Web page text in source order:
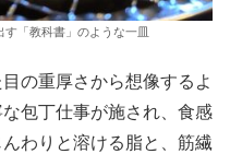
「教科書」のような一皿
の重厚さから想像するよ
包丁仕事が施され、食感
わりと溶ける脂と、筋繊